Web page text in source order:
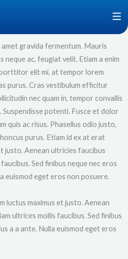
gravida fermentum. Mauris
neque ac, feugiat velit. Etiam a enim
elit mi, at tempor lorem
purus. Cras vestibulum efficitur
nec quam in, tempor convallis
Suspendisse potenti. Fusce et dolor
quis ac risus. Phasellus odio justo,
purus. Etiam id ex at erat
justo. Aenean ultricies faucibus
Sed finibus neque nec eros
euismod eget eros non posuere.
luctus maximus et justo. Aenean
ultrices mollis faucibus. Sed finibus
a a ante. Nulla euismod eget eros